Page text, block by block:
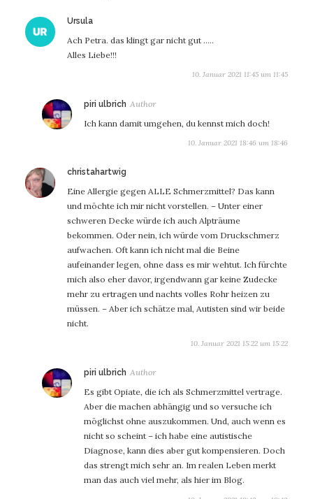
Ursula
Ach Petra. das klingt gar nicht gut …..
Alles Liebe!!!
10. Januar 2021 11:45 um 11:45
piri ulbrich sagt:
Ich kann damit umgehen, du kennst mich doch!
10. Januar 2021 18:46 um 18:46
christahartwig
Eine Allergie gegen ALLE Schmerzmittel? Das kann
und möchte ich mir nicht vorstellen. – Unter einer
schweren Decke würde ich auch Alpträume
bekommen. Oder nein, ich würde vom Druckschmerz
aufwachen. Oft kann ich nicht mal die Beine
aufeinander legen, ohne dass es mir wehtut. Ich fürchte
mich also eher davor, irgendwann gar keine Zudecke
mehr zu ertragen und nachts volles Rohr heizen zu
müssen. – Aber ich schätze mal, Autisten sind wir beide
nicht.
10. Januar 2021 15:22 um 15:22
piri ulbrich sagt:
Es gibt Opiate, die ich als Schmerzmittel vertrage.
Aber die machen abhängig und so versuche ich
möglichst ohne auszukommen. Und, auch wenn es
nicht so scheint – ich habe eine autistische
Diagnose, kann dies aber gut kompensieren. Doch
das strengt mich sehr an. Im realen Leben merkt
man das auch viel mehr, als hier im Blog.